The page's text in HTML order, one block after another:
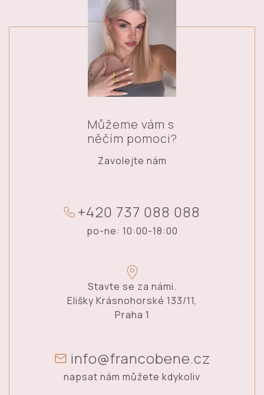
Můžeme vám s
něčím pomoci?
Zavolejte nám
+420 737 088 088
po-ne: 10:00-18:00
Stavte se za námi.
Elišky Krásnohorské 133/11,
Praha 1
info@francobene.cz
napsat nám můžete kdykoliv